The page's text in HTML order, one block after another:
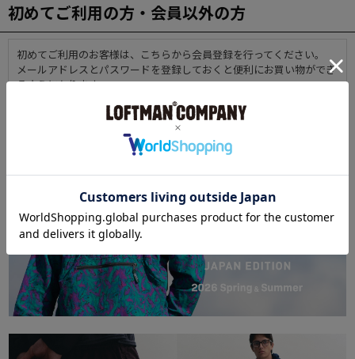
初めてご利用の方・会員以外の方
初めてご利用のお客様は、こちらから会員登録を行ってください。
メールアドレスとパスワードを登録しておくと便利にお買い物ができ
るようになります。